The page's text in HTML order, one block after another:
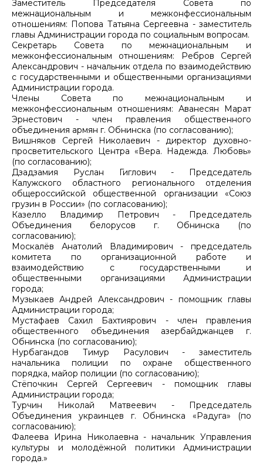
Заместитель Председателя Совета по
межнациональным и межконфессиональным
отношениям: Попова Татьяна Сергеевна - заместитель
главы Администрации города по социальным вопросам.
Секретарь Совета по межнациональным и
межконфессиональным отношениям: Ребров Сергей
Александрович - начальник отдела по взаимодействию
с государственными и общественными организациями
Администрации города.
Члены Совета по межнациональным и
межконфессиональным отношениям: Аванесян Марат
Эрнестович - член правления общественного
объединения армян г. Обнинска (по согласованию);
Вишняков Сергей Николаевич - директор духовно-
просветительского Центра «Вера. Надежда. Любовь»
(по согласованию);
Дзадзамия Руслан Гиглович - Председатель
Калужского областного регионального отделения
общероссийской общественной организации «Союз
грузин в России» (по согласованию);
Казелло Владимир Петрович - Председатель
Объединения белорусов г. Обнинска (по
согласованию);
Москалёв Анатолий Владимирович - председатель
комитета по организационной работе и
взаимодействию с государственными и
общественными организациями Администрации
города;
Музыкаев Андрей Александрович - помощник главы
Администрации города;
Мустафаев Сахил Бахтиярович - член правления
общественного объединения азербайджанцев г.
Обнинска (по согласованию);
Нурбагандов Тимур Расулович - заместитель
начальника полиции по охране общественного
порядка, майор полиции (по согласованию);
Стёпочкин Сергей Сергеевич - помощник главы
Администрации города;
Турчин Николай Матвеевич - Председатель
Объединения украинцев г. Обнинска «Радуга» (по
согласованию);
Фалеева Ирина Николаевна - начальник Управления
культуры и молодёжной политики Администрации
города.»